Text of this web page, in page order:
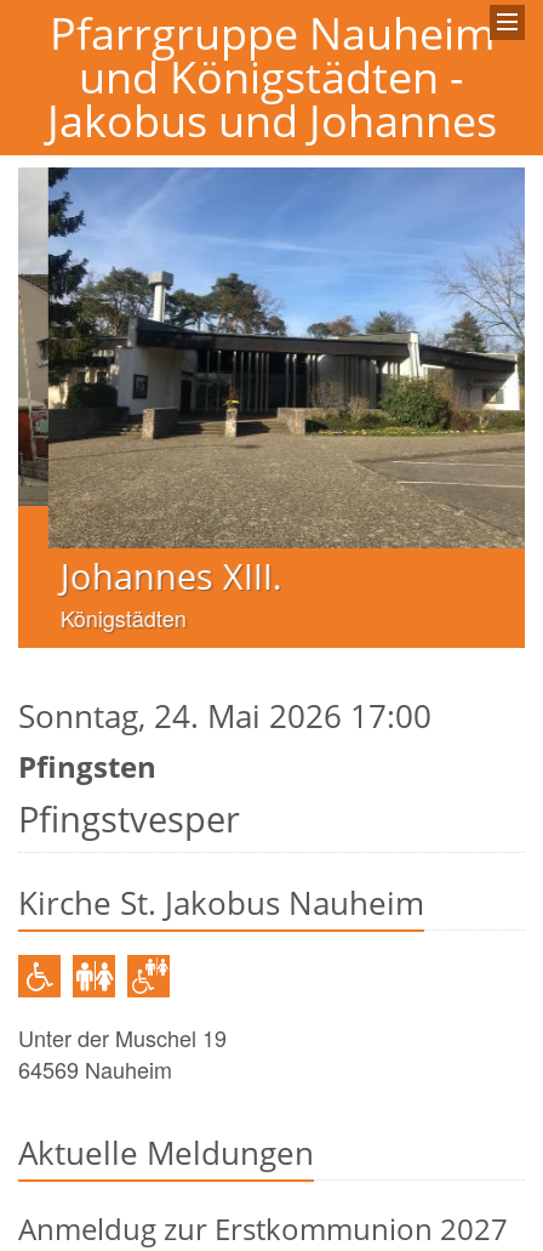
Pfarrgruppe Nauheim
und Königstädten -
Jakobus und Johannes
Johannes XIII.
Königstädten
Pfingstvesper
Sonntag, 24. Mai 2026 17:00
Pfingsten
Kirche St. Jakobus Nauheim
Unter der Muschel 19
64569 Nauheim
Aktuelle Meldungen
Anmeldug zur Erstkommunion 2027